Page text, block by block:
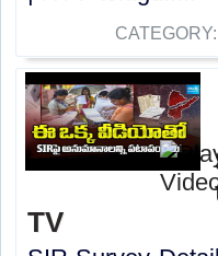
CATEGORY:
TV